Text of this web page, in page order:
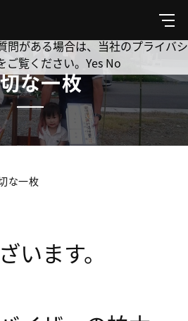
メ
ニ
ュ
な一枚
な一枚
います。
様の活動を追跡してもよろしいです
イバシーを極めて重視しています。
問がある場合は、当社のプライバシ
覧ください。 Yes No